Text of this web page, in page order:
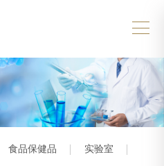
食品保健品 实验室